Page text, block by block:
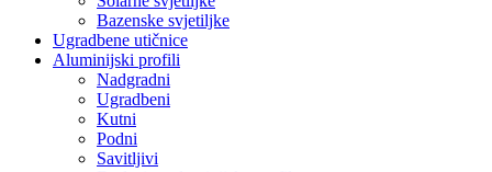
Bazenske svjetiljke
Ugradbene utičnice
Aluminijski profili
Nadgradni
Ugradbeni
Kutni
Podni
Savitljivi